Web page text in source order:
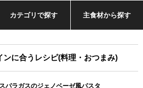
カテゴリで探す 主食材から探す
ンに合うレシピ(料理・おつまみ)
パラガスのジェノベーゼ風パスタ